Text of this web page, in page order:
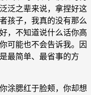
泛之辈来说，拿捏好这
孩子，我真的没有那么
，不知道说什么话你高
可能也不会告诉我。因
最简单、最省事的方
腮红于脸颊，你却想